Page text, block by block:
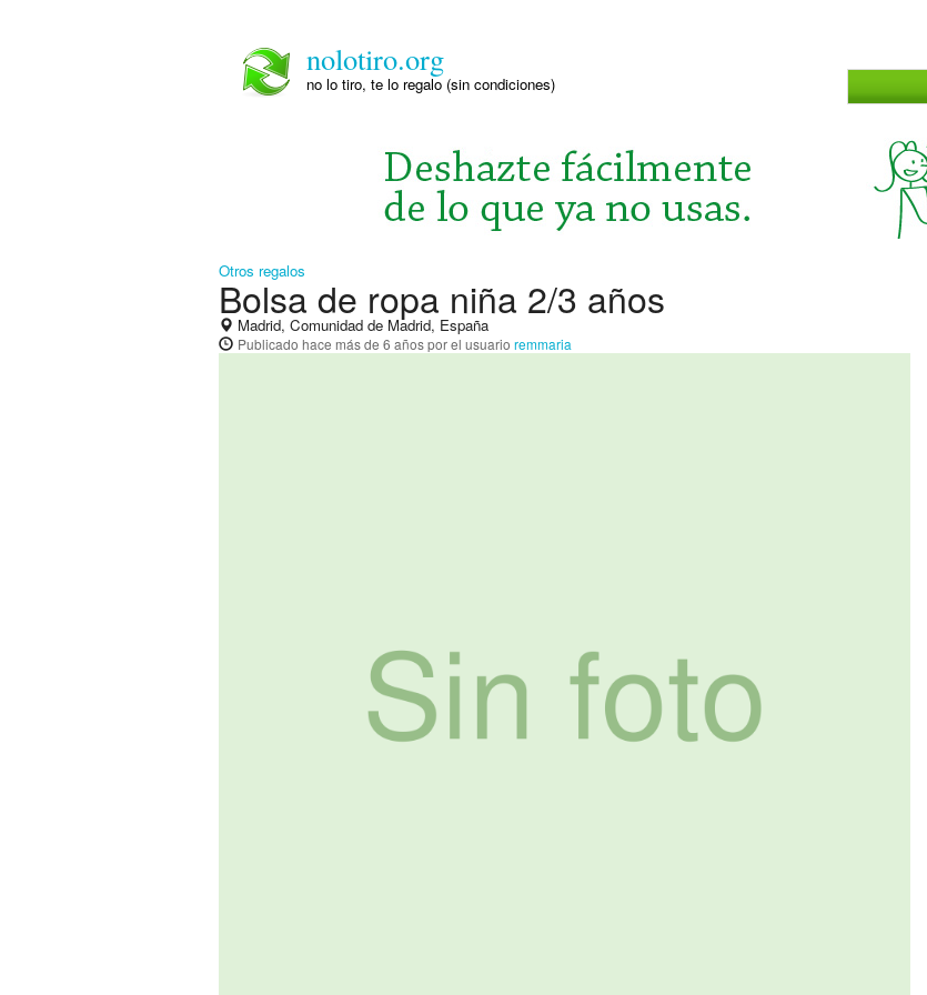
nolotiro.org
no lo tiro, te lo regalo (sin condiciones)
Otros regalos
Bolsa de ropa niña 2/3 años
Madrid, Comunidad de Madrid, España
Publicado hace más de 6 añospor el usuario remmaria